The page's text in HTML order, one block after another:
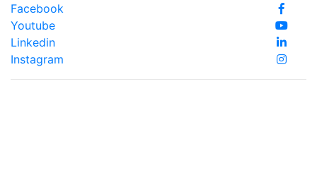
Facebook
Youtube
Linkedin
Instagram